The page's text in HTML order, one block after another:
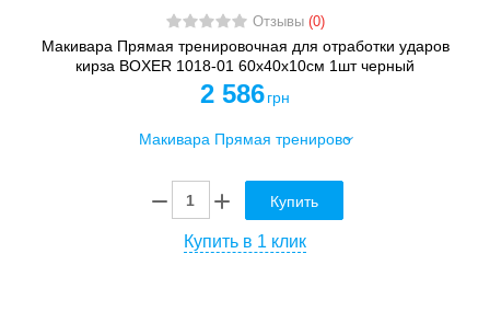
Отзывы (0)
Макивара Прямая тренировочная для отработки ударов
кирза BOXER 1018-01 60х40х10см 1шт черный
2 586 грн
Купить
Купить в 1 клик